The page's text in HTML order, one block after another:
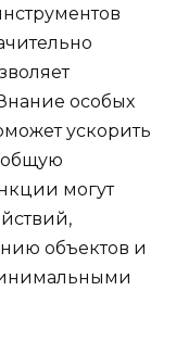
особых
ускорить
общую
могут
объектов и